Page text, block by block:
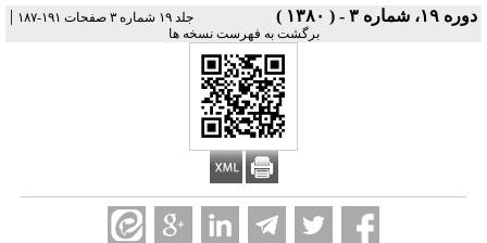
دوره ۱۹، شماره ۳ - ( ۱۳۸۰ ) جلد ۱۹ شماره ۳ صفحات ۱۹۱-۱۸۷ |
برگشت به فهرست نسخه ها